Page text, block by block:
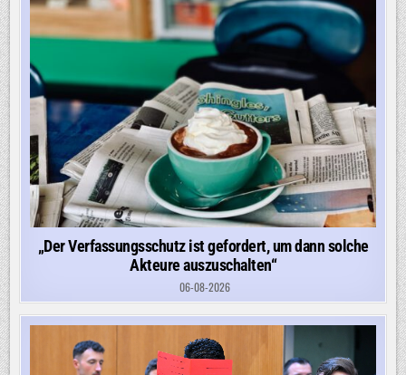
„Der Verfassungsschutz ist gefordert, um dann solche
Akteure auszuschalten“
06-08-2026